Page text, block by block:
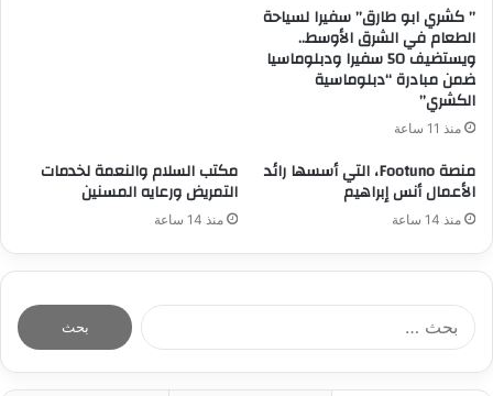
” كشري ابو طارق” سفيرا لسياحة
الطعام في الشرق الأوسط..
ويستضيف 50 سفيرا ودبلوماسيا
ضمن مبادرة “دبلوماسية
الكشري”
منذ 11 ساعة
منصة Footuno، التي أسسها رائد
الأعمال أنس إبراهيم
منذ 14 ساعة
مكتب السلام والنعمة لخدمات
التمريض ورعايه المسنين
منذ 14 ساعة